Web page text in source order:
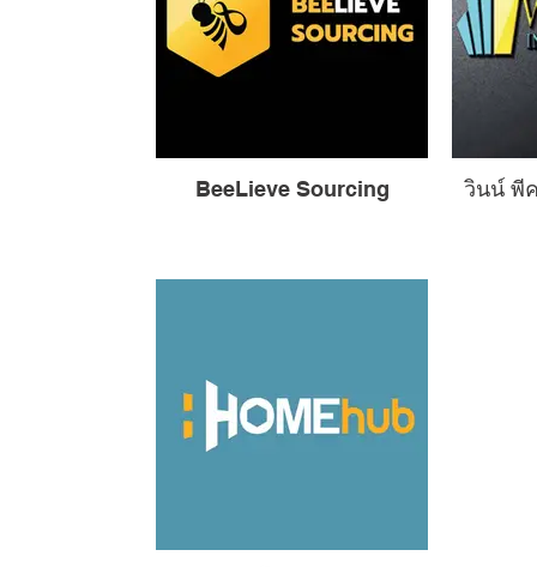
BeeLieve Sourcing วินน์ พี